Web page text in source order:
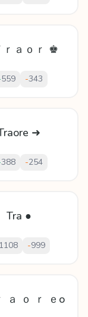
ａｏｒ ♚
559 -343
➜
388 -254
Tra ●
1108 -999
ａ ｏ ｒ ｅo